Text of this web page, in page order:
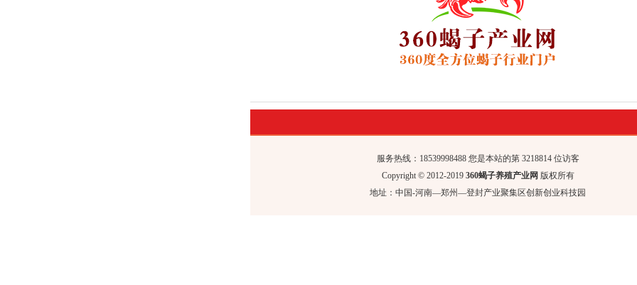
服务热线：18539998488 您是本站的第 3218814 位访客
Copyright © 2012-2019 360蝎子养殖产业网 版权所有
地址：中国-河南—郑州—登封产业聚集区创新创业科技园